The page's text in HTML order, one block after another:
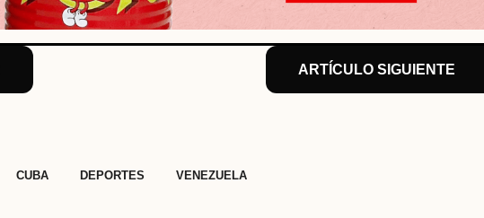
ARTÍCULO SIGUIENTE
CUBA DEPORTES VENEZUELA